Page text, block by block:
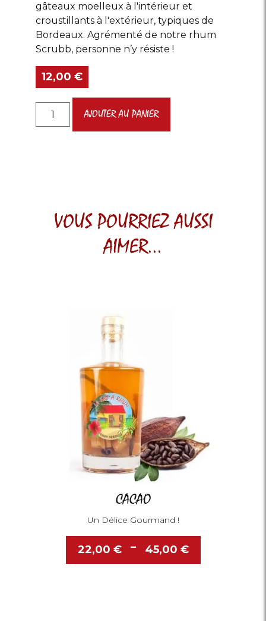
gâteaux moelleux à l'intérieur et
croustillants à l'extérieur, typiques de
Bordeaux. Agrémenté de notre rhum
Scrubb, personne n’y résiste !
12,00 €
Cannelés
AJOUTER AU PANIER
VOUS POURRIEZ AUSSI
AIMER...
CACAO
Un Délice Gourmand !
22,00 € – 45,00 €
Plage
de